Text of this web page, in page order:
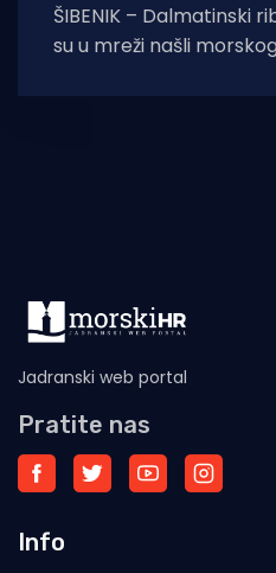
ŠIBENIK – Dalmatinski
su u mreži našli
Jadranski web portal
Pratite nas
Info